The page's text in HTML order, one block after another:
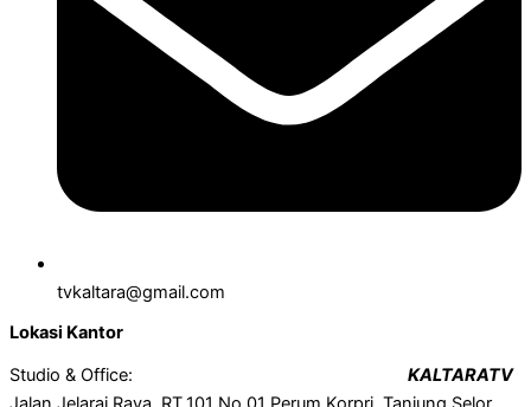
tvkaltara@gmail.com
Lokasi Kantor
Studio & Office: KALTARATV